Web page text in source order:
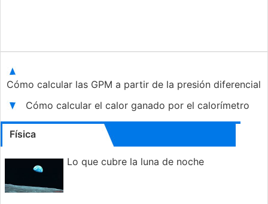
Cómo calcular las GPM a partir de la presión diferencial
Cómo calcular el calor ganado por el calorímetro
Física
Lo que cubre la luna de noche